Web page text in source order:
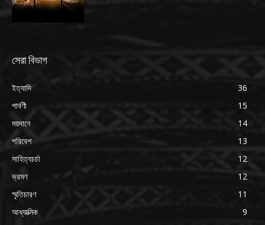
সেরা বিভাগ
ইত্যাদি
36
পার্বণী
15
ময়দানে
14
পরিবেশ
13
সাহিত্যচর্চা
12
ভ্রমণ
12
স্মৃতিচারণ
11
আধ্যাত্মিক
9